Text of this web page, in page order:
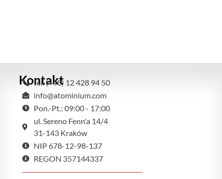
Kontakt
tel. (+48) 12 428 94 50
info@atominium.com
Pon.-Pt.: 09:00 - 17:00
ul. Sereno Fenn'a 14/4
31-143 Kraków
NIP 678-12-98-137
REGON 357144337